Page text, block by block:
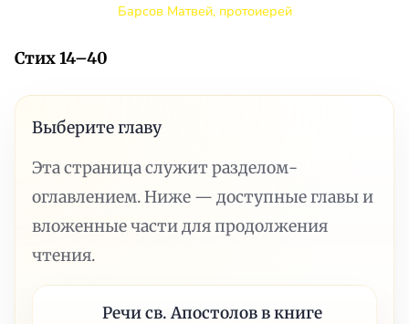
Барсов Матвей, протоиерей
Стих 14–40
Выберите главу
Эта страница служит разделом-
оглавлением. Ниже — доступные главы и
вложенные части для продолжения
чтения.
Речи св. Апостолов в книге